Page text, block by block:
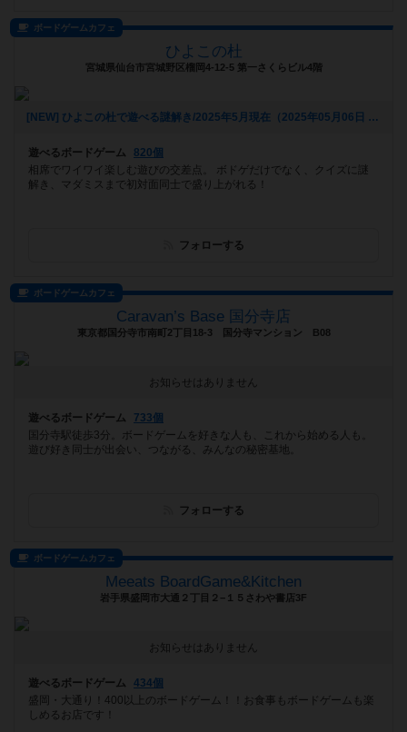
ボードゲームカフェ
ひよこの杜
宮城県仙台市宮城野区榴岡4-12-5 第一さくらビル4階
[NEW] ひよこの杜で遊べる謎解き/2025年5月現在（2025年05月06日 14時03分）
遊べるボードゲーム
820個
相席でワイワイ楽しむ遊びの交差点。 ボドゲだけでなく、クイズに謎
解き、マダミスまで初対面同士で盛り上がれる！
フォローする
ボードゲームカフェ
Caravan’s Base 国分寺店
東京都国分寺市南町2丁目18-3 国分寺マンション B08
お知らせはありません
遊べるボードゲーム
733個
国分寺駅徒歩3分。ボードゲームを好きな人も、これから始める人も。
遊び好き同士が出会い、つながる、みんなの秘密基地。
フォローする
ボードゲームカフェ
Meeats BoardGame&Kitchen
岩手県盛岡市大通２丁目２−１５さわや書店3F
お知らせはありません
遊べるボードゲーム
434個
盛岡・大通り！400以上のボードゲーム！！お食事もボードゲームも楽
しめるお店です！